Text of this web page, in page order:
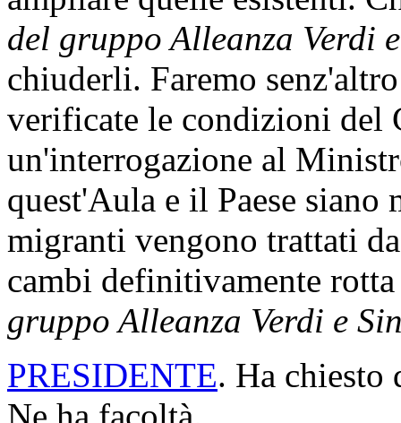
stesso avvocato,
Presidente, i CPR sono
fondamentali delle persone
gruppo Alleanza Verdi e
sofferenza e abbandono,
nell'affrontare
migratori e debbono
permanenza al loro
disumana, così come
ampliare quelle esistenti.